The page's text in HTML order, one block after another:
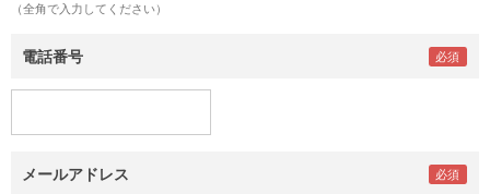
（全角で入力してください）
電話番号
メールアドレス